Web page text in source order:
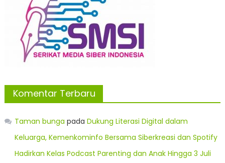
Komentar Terbaru
Taman bunga pada Dukung Literasi Digital dalam
Keluarga, Kemenkominfo Bersama Siberkreasi dan Spotify
Hadirkan Kelas Podcast Parenting dan Anak Hingga 3 Juli